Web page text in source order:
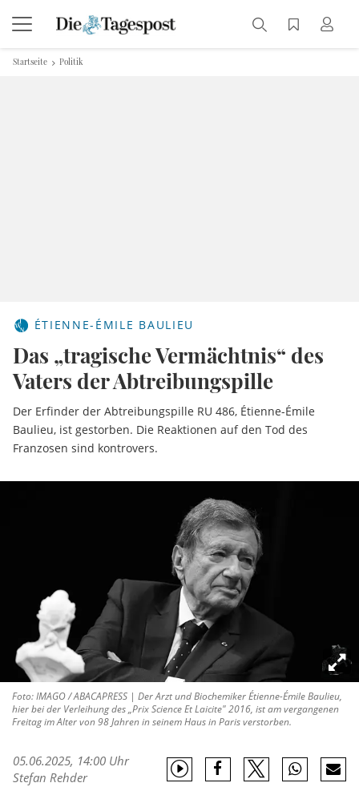
Startseite Politik
ÉTIENNE-ÉMILE BAULIEU
Das „tragische Vermächtnis“ des
Vaters der Abtreibungspille
Der Erfinder der Abtreibungspille RU 486, Étienne-Émile
Baulieu, ist gestorben. Die Reaktionen auf den Tod des
Franzosen sind kontrovers.
Foto: IMAGO / ABACAPRESS | Der Arzt und Biochemiker Étienne-Émile Baulieu,
hier bei der Verleihung des „Prix Science Et Laicite" 2016, ist am vergangenen
Freitag im Alter von 98 Jahren in seinem Haus in Paris verstorben.
05.06.2025, 14:00 Uhr
Stefan Rehder